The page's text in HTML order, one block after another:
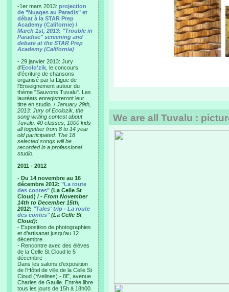
-1er mars 2013: projection
de "Nuages au Paradis" et
débat à la STAR Prep
Academy (Californie) /
March 1st, 2013: "Trouble in
Paradise" screening and
debate at the STAR Prep
Academy (California)
- 29 janvier 2013: Jury
d'Ecolo'zik , le concours
d'écriture de chansons
organisé par la Ligue de
l'Enseignement autour du
thème "Sauvons Tuvalu". Les
lauréats enregistreront leur
titre en studio. / January 29th,
2013: Jury of Ecolozik, the
song writing contest about
Tuvalu. 40 classes, 1000 kids
all together from 8 to 14 year
old participated. The 18
selected songs will be
recorded in a professional
studio.
2011 - 2012
- Du 14 novembre au 16
décembre 2012: "La route
des contes" (La Celle St
Cloud) / - From November
14th to December 15th,
2012: "Tales' trip - La route
des contes"(La Celle St
Cloud):
- Exposition de photographies
et d’artisanat jusqu’au 12
décembre.
- Rencontre avec des élèves
de la Celle St Cloud le 5
décembre
Dans les salons d’exposition
de l’Hôtel de ville de la Celle St
Cloud (Yvelines) - 8E, avenue
Charles de Gaulle. Entrée libre
tous les jours de 15h à 18h00.
We are all Tuvalu :